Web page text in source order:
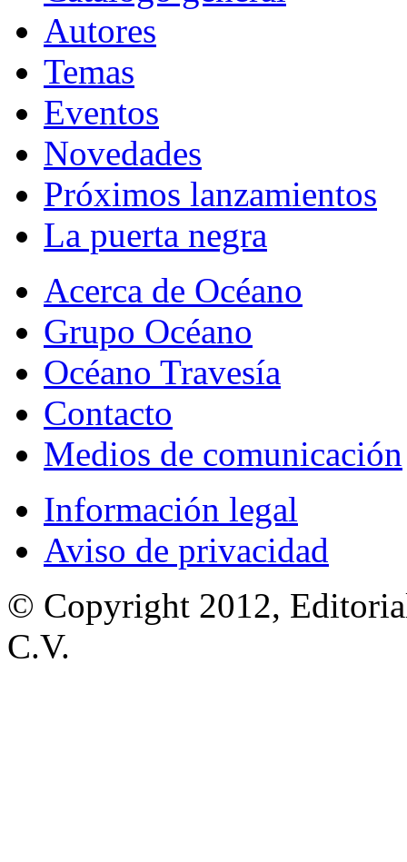
Autores
Temas
Eventos
Novedades
Próximos lanzamientos
La puerta negra
Acerca de Océano
Grupo Océano
Océano Travesía
Contacto
Medios de comunicación
Información legal
Aviso de privacidad
© Copyright 2012,
C.V.